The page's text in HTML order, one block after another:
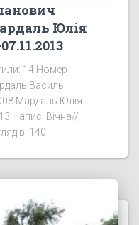
Юлія
14 Номер
Василь
Мардаль Юлія
Напис: Вічна//
140